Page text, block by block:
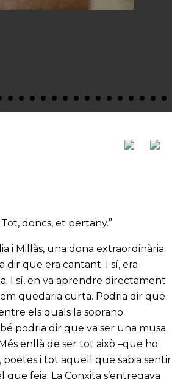
doncs, et pertany.”
i Millàs, una dona extraordinària
dir que era cantant. I sí, era
I sí, en va aprendre directament
quedaria curta. Podria dir que
els quals la soprano
podria dir que va ser una musa.
enllà de ser tot això –que ho
poetes i tot aquell que sabia sentir
que feia. La Conxita s’entregava